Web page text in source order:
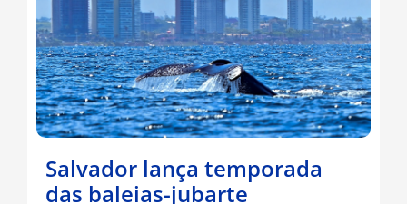
Salvador lança temporada
das baleias-jubarte